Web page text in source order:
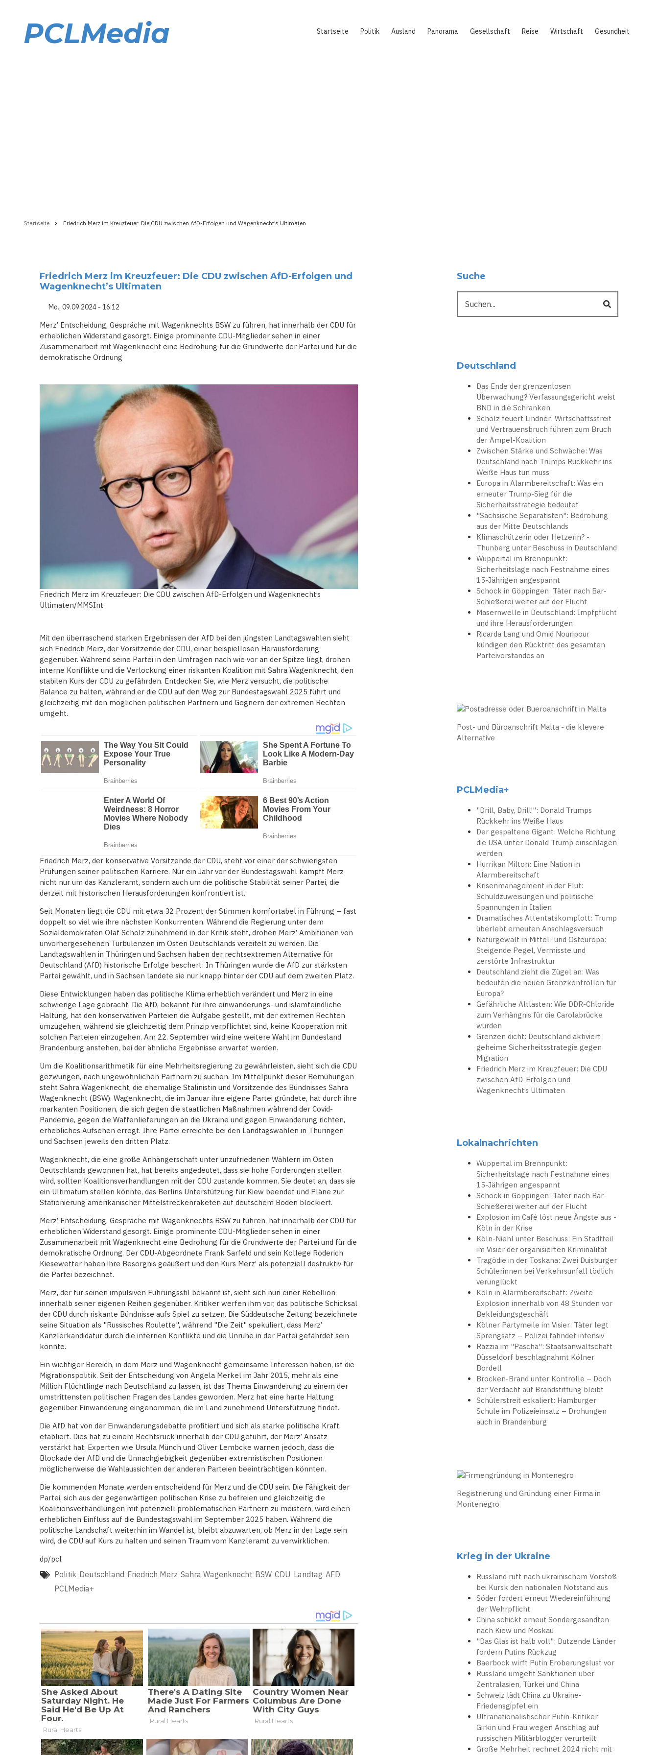
PCLMedia Startseite Politik Ausland Panorama Gesellschaft Reise Wirtschaft Gesundheit
Startseite Friedrich Merz im Kreuzfeuer: Die CDU zwischen AfD-Erfolgen und Wagenknecht’s Ultimaten
Friedrich Merz im Kreuzfeuer: Die CDU zwischen AfD-Erfolgen und
Wagenknecht’s Ultimaten
Mo., 09.09.2024 - 16:12
Merz’ Entscheidung, Gespräche mit Wagenknechts BSW zu führen, hat innerhalb der CDU für
erheblichen Widerstand gesorgt. Einige prominente CDU-Mitglieder sehen in einer
Zusammenarbeit mit Wagenknecht eine Bedrohung für die Grundwerte der Partei und für die
demokratische Ordnung
Friedrich Merz im Kreuzfeuer: Die CDU zwischen AfD-Erfolgen und Wagenknecht’s
Ultimaten/MMSInt
Mit den überraschend starken Ergebnissen der AfD bei den jüngsten Landtagswahlen sieht
sich Friedrich Merz, der Vorsitzende der CDU, einer beispiellosen Herausforderung
gegenüber. Während seine Partei in den Umfragen nach wie vor an der Spitze liegt, drohen
interne Konflikte und die Verlockung einer riskanten Koalition mit Sahra Wagenknecht, den
stabilen Kurs der CDU zu gefährden. Entdecken Sie, wie Merz versucht, die politische
Balance zu halten, während er die CDU auf den Weg zur Bundestagswahl 2025 führt und
gleichzeitig mit den möglichen politischen Partnern und Gegnern der extremen Rechten
umgeht.
Friedrich Merz, der konservative Vorsitzende der CDU, steht vor einer der schwierigsten
Prüfungen seiner politischen Karriere. Nur ein Jahr vor der Bundestagswahl kämpft Merz
nicht nur um das Kanzleramt, sondern auch um die politische Stabilität seiner Partei, die
derzeit mit historischen Herausforderungen konfrontiert ist.
Seit Monaten liegt die CDU mit etwa 32 Prozent der Stimmen komfortabel in Führung – fast
doppelt so viel wie ihre nächsten Konkurrenten. Während die Regierung unter dem
Sozialdemokraten Olaf Scholz zunehmend in der Kritik steht, drohen Merz’ Ambitionen von
unvorhergesehenen Turbulenzen im Osten Deutschlands vereitelt zu werden. Die
Landtagswahlen in Thüringen und Sachsen haben der rechtsextremen Alternative für
Deutschland (AfD) historische Erfolge beschert: In Thüringen wurde die AfD zur stärksten
Partei gewählt, und in Sachsen landete sie nur knapp hinter der CDU auf dem zweiten Platz.
Diese Entwicklungen haben das politische Klima erheblich verändert und Merz in eine
schwierige Lage gebracht. Die AfD, bekannt für ihre einwanderungs- und islamfeindliche
Haltung, hat den konservativen Parteien die Aufgabe gestellt, mit der extremen Rechten
umzugehen, während sie gleichzeitig dem Prinzip verpflichtet sind, keine Kooperation mit
solchen Parteien einzugehen. Am 22. September wird eine weitere Wahl im Bundesland
Brandenburg anstehen, bei der ähnliche Ergebnisse erwartet werden.
Um die Koalitionsarithmetik für eine Mehrheitsregierung zu gewährleisten, sieht sich die CDU
gezwungen, nach ungewöhnlichen Partnern zu suchen. Im Mittelpunkt dieser Bemühungen
steht Sahra Wagenknecht, die ehemalige Stalinistin und Vorsitzende des Bündnisses Sahra
Wagenknecht (BSW). Wagenknecht, die im Januar ihre eigene Partei gründete, hat durch ihre
markanten Positionen, die sich gegen die staatlichen Maßnahmen während der Covid-
Pandemie, gegen die Waffenlieferungen an die Ukraine und gegen Einwanderung richten,
erhebliches Aufsehen erregt. Ihre Partei erreichte bei den Landtagswahlen in Thüringen
und Sachsen jeweils den dritten Platz.
Wagenknecht, die eine große Anhängerschaft unter unzufriedenen Wählern im Osten
Deutschlands gewonnen hat, hat bereits angedeutet, dass sie hohe Forderungen stellen
wird, sollten Koalitionsverhandlungen mit der CDU zustande kommen. Sie deutet an, dass sie
ein Ultimatum stellen könnte, das Berlins Unterstützung für Kiew beendet und Pläne zur
Stationierung amerikanischer Mittelstreckenraketen auf deutschem Boden blockiert.
Merz’ Entscheidung, Gespräche mit Wagenknechts BSW zu führen, hat innerhalb der CDU für
erheblichen Widerstand gesorgt. Einige prominente CDU-Mitglieder sehen in einer
Zusammenarbeit mit Wagenknecht eine Bedrohung für die Grundwerte der Partei und für die
demokratische Ordnung. Der CDU-Abgeordnete Frank Sarfeld und sein Kollege Roderich
Kiesewetter haben ihre Besorgnis geäußert und den Kurs Merz’ als potenziell destruktiv für
die Partei bezeichnet.
Merz, der für seinen impulsiven Führungsstil bekannt ist, sieht sich nun einer Rebellion
innerhalb seiner eigenen Reihen gegenüber. Kritiker werfen ihm vor, das politische Schicksal
der CDU durch riskante Bündnisse aufs Spiel zu setzen. Die Süddeutsche Zeitung bezeichnete
seine Situation als "Russisches Roulette", während "Die Zeit" spekuliert, dass Merz’
Kanzlerkandidatur durch die internen Konflikte und die Unruhe in der Partei gefährdet sein
könnte.
Ein wichtiger Bereich, in dem Merz und Wagenknecht gemeinsame Interessen haben, ist die
Migrationspolitik. Seit der Entscheidung von Angela Merkel im Jahr 2015, mehr als eine
Million Flüchtlinge nach Deutschland zu lassen, ist das Thema Einwanderung zu einem der
umstrittensten politischen Fragen des Landes geworden. Merz hat eine harte Haltung
gegenüber Einwanderung eingenommen, die im Land zunehmend Unterstützung findet.
Die AfD hat von der Einwanderungsdebatte profitiert und sich als starke politische Kraft
etabliert. Dies hat zu einem Rechtsruck innerhalb der CDU geführt, der Merz’ Ansatz
verstärkt hat. Experten wie Ursula Münch und Oliver Lembcke warnen jedoch, dass die
Blockade der AfD und die Unnachgiebigkeit gegenüber extremistischen Positionen
möglicherweise die Wahlaussichten der anderen Parteien beeinträchtigen könnten.
Die kommenden Monate werden entscheidend für Merz und die CDU sein. Die Fähigkeit der
Partei, sich aus der gegenwärtigen politischen Krise zu befreien und gleichzeitig die
Koalitionsverhandlungen mit potenziell problematischen Partnern zu meistern, wird einen
erheblichen Einfluss auf die Bundestagswahl im September 2025 haben. Während die
politische Landschaft weiterhin im Wandel ist, bleibt abzuwarten, ob Merz in der Lage sein
wird, die CDU auf Kurs zu halten und seinen Traum vom Kanzleramt zu verwirklichen.
dp/pcl
Politik Deutschland Friedrich Merz Sahra Wagenknecht BSW CDU Landtag AFD
PCLMedia+
Suche
Deutschland
Das Ende der grenzenlosen
Überwachung? Verfassungsgericht weist
BND in die Schranken
Scholz feuert Lindner: Wirtschaftsstreit
und Vertrauensbruch führen zum Bruch
der Ampel-Koalition
Zwischen Stärke und Schwäche: Was
Deutschland nach Trumps Rückkehr ins
Weiße Haus tun muss
Europa in Alarmbereitschaft: Was ein
erneuter Trump-Sieg für die
Sicherheitsstrategie bedeutet
"Sächsische Separatisten": Bedrohung
aus der Mitte Deutschlands
Klimaschützerin oder Hetzerin? -
Thunberg unter Beschuss in Deutschland
Wuppertal im Brennpunkt:
Sicherheitslage nach Festnahme eines
15-Jährigen angespannt
Schock in Göppingen: Täter nach Bar-
Schießerei weiter auf der Flucht
Masernwelle in Deutschland: Impfpflicht
und ihre Herausforderungen
Ricarda Lang und Omid Nouripour
kündigen den Rücktritt des gesamten
Parteivorstandes an
Post- und Büroanschrift Malta - die klevere
Alternative
PCLMedia+
"Drill, Baby, Drill!": Donald Trumps
Rückkehr ins Weiße Haus
Der gespaltene Gigant: Welche Richtung
die USA unter Donald Trump einschlagen
werden
Hurrikan Milton: Eine Nation in
Alarmbereitschaft
Krisenmanagement in der Flut:
Schuldzuweisungen und politische
Spannungen in Italien
Dramatisches Attentatskomplott: Trump
überlebt erneuten Anschlagsversuch
Naturgewalt in Mittel- und Osteuropa:
Steigende Pegel, Vermisste und
zerstörte Infrastruktur
Deutschland zieht die Zügel an: Was
bedeuten die neuen Grenzkontrollen für
Europa?
Gefährliche Altlasten: Wie DDR-Chloride
zum Verhängnis für die Carolabrücke
wurden
Grenzen dicht: Deutschland aktiviert
geheime Sicherheitsstrategie gegen
Migration
Friedrich Merz im Kreuzfeuer: Die CDU
zwischen AfD-Erfolgen und
Wagenknecht’s Ultimaten
Lokalnachrichten
Wuppertal im Brennpunkt:
Sicherheitslage nach Festnahme eines
15-Jährigen angespannt
Schock in Göppingen: Täter nach Bar-
Schießerei weiter auf der Flucht
Explosion im Café löst neue Ängste aus -
Köln in der Krise
Köln-Niehl unter Beschuss: Ein Stadtteil
im Visier der organisierten Kriminalität
Tragödie in der Toskana: Zwei Duisburger
Schülerinnen bei Verkehrsunfall tödlich
verunglückt
Köln in Alarmbereitschaft: Zweite
Explosion innerhalb von 48 Stunden vor
Bekleidungsgeschäft
Kölner Partymeile im Visier: Täter legt
Sprengsatz – Polizei fahndet intensiv
Razzia im "Pascha": Staatsanwaltschaft
Düsseldorf beschlagnahmt Kölner
Bordell
Brocken-Brand unter Kontrolle – Doch
der Verdacht auf Brandstiftung bleibt
Schülerstreit eskaliert: Hamburger
Schule im Polizeieinsatz – Drohungen
auch in Brandenburg
Registrierung und Gründung einer Firma in
Montenegro
Krieg in der Ukraine
Russland ruft nach ukrainischem Vorstoß
bei Kursk den nationalen Notstand aus
Söder fordert erneut Wiedereinführung
der Wehrpflicht
China schickt erneut Sondergesandten
nach Kiew und Moskau
"Das Glas ist halb voll": Dutzende Länder
fordern Putins Rückzug
Baerbock wirft Putin Eroberungslust vor
Russland umgeht Sanktionen über
Zentralasien, Türkei und China
Schweiz lädt China zu Ukraine-
Friedensgipfel ein
Ultranationalistischer Putin-Kritiker
Girkin und Frau wegen Anschlag auf
russischen Militärblogger verurteilt
Große Mehrheit rechnet 2024 nicht mit